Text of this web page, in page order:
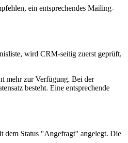
ein entsprechendes Mailing-
wird CRM-seitig zuerst geprüft,
mehr zur Verfügung. Bei der
besteht. Eine entsprechende
dem Status "Angefragt" angelegt. Die